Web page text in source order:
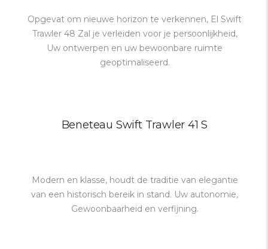
Opgevat om nieuwe horizon te verkennen, El Swift
Trawler 48 Zal je verleiden voor je persoonlijkheid,
Uw ontwerpen en uw bewoonbare ruimte
geoptimaliseerd.
Beneteau Swift Trawler 41 S
Modern en klasse, houdt de traditie van elegantie
van een historisch bereik in stand. Uw autonomie,
Gewoonbaarheid en verfijning.